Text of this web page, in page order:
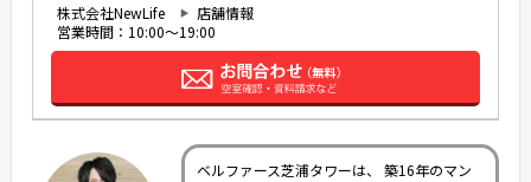
株式会社NewLife
店舗情報
営業時間：10:00～19:00
ベルファース芝浦タワーは、 築16年のマン